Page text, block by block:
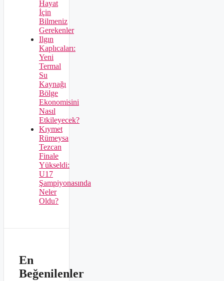
Hayat
İçin
Bilmeniz
Gerekenler
Ilgın
Kaplıcaları:
Yeni
Termal
Su
Kaynağı
Bölge
Ekonomisini
Nasıl
Etkileyecek?
Kıymet
Rümeysa
Tezcan
Finale
Yükseldi:
U17
Şampiyonasında
Neler
Oldu?
En
Beğenilenler